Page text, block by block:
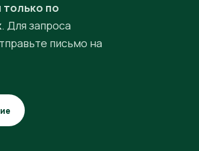
только по
. Для запроса
письмо на